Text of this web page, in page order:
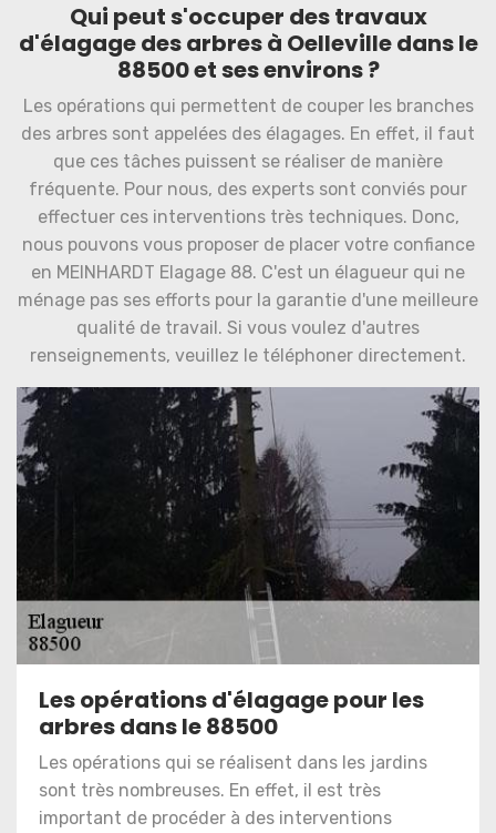
Qui peut s'occuper des travaux
d'élagage des arbres à Oelleville dans le
88500 et ses environs ?
Les opérations qui permettent de couper les branches
des arbres sont appelées des élagages. En effet, il faut
que ces tâches puissent se réaliser de manière
fréquente. Pour nous, des experts sont conviés pour
effectuer ces interventions très techniques. Donc,
nous pouvons vous proposer de placer votre confiance
en MEINHARDT Elagage 88. C'est un élagueur qui ne
ménage pas ses efforts pour la garantie d'une meilleure
qualité de travail. Si vous voulez d'autres
renseignements, veuillez le téléphoner directement.
Les opérations d'élagage pour les
arbres dans le 88500
Les opérations qui se réalisent dans les jardins
sont très nombreuses. En effet, il est très
important de procéder à des interventions